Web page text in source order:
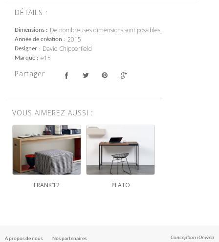
DÉTAILS :
Dimensions De nombreuses dimensions sont possibles.
Année de création 2015
Designer David Chipperfield
Marque e15
Partager
VOUS AIMEREZ AUSSI :
FRANK’12 PLATO
A propos de nous Nos partenaires Conception iOnweb